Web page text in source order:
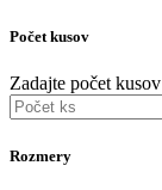
Počet kusov
Zadajte počet
Rozmery